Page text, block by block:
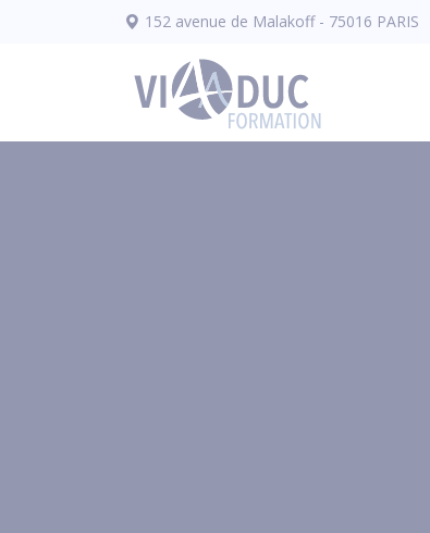
152 avenue de Malakoff - 75016 PARIS
Panneau de gestion des cookies